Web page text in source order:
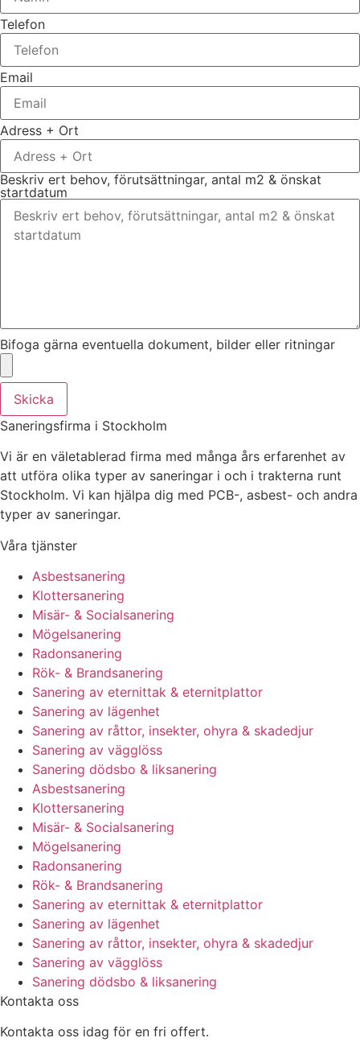
Telefon
Email
Adress + Ort
Beskriv ert behov, förutsättningar, antal m2 & önskat
startdatum
Bifoga gärna eventuella dokument, bilder eller ritningar
Skicka
Saneringsfirma i Stockholm
Vi är en väletablerad firma med många års erfarenhet av
att utföra olika typer av saneringar i och i trakterna runt
Stockholm. Vi kan hjälpa dig med PCB-, asbest- och andra
typer av saneringar.
Våra tjänster
Asbestsanering
Klottersanering
Misär- & Socialsanering
Mögelsanering
Radonsanering
Rök- & Brandsanering
Sanering av eternittak & eternitplattor
Sanering av lägenhet
Sanering av råttor, insekter, ohyra & skadedjur
Sanering av vägglöss
Sanering dödsbo & liksanering
Asbestsanering
Klottersanering
Misär- & Socialsanering
Mögelsanering
Radonsanering
Rök- & Brandsanering
Sanering av eternittak & eternitplattor
Sanering av lägenhet
Sanering av råttor, insekter, ohyra & skadedjur
Sanering av vägglöss
Sanering dödsbo & liksanering
Kontakta oss
Kontakta oss idag för en fri offert.